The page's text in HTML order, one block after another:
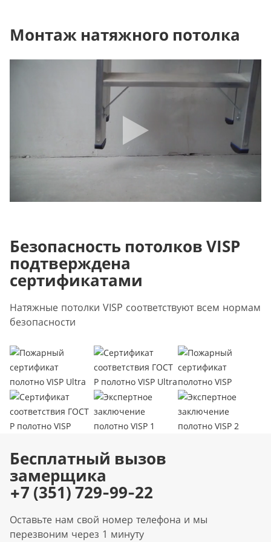
Монтаж натяжного потолка
Безопасность потолков VISP
подтверждена
сертификатами
Натяжные потолки VISP соответствуют всем нормам
безопасности
Бесплатный вызов
замерщика
+7 (351) 729-99-22
Оставьте нам свой номер телефона и мы
перезвоним через 1 минуту